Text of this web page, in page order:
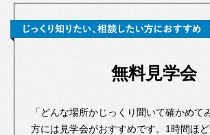
無料見学会
「どんな場所かじっくり聞いて確かめて
方には見学会がおすすめです。1時間ほ